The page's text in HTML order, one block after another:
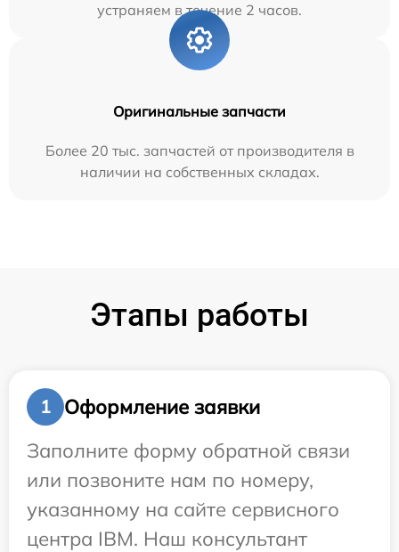
устраняем в течение 2 часов.
Оригинальные запчасти
Более 20 тыс. запчастей от производителя в
наличии на собственных складах.
Этапы работы
1
Оформление заявки
Заполните форму обратной связи
или позвоните нам по номеру,
указанному на сайте сервисного
центра IBM. Наш консультант